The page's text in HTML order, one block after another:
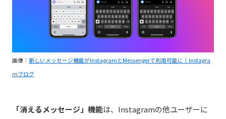
画像： 新しいメッセージ機能がInstagramとMessengerで利用可能に｜Instagra
mブログ
「消えるメッセージ」機能は、Instagramの他ユーザーに